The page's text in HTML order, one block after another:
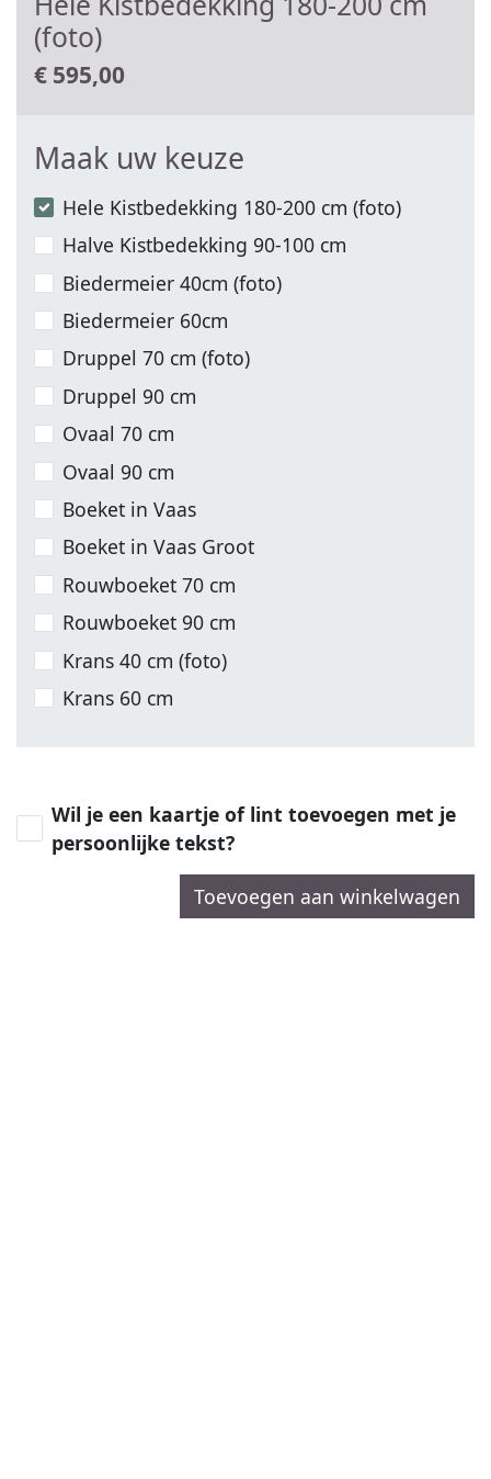
(foto)
€ 595,00
Maak uw keuze
Hele Kistbedekking 180-200 cm (foto)
Halve Kistbedekking 90-100 cm
Biedermeier 40cm (foto)
Biedermeier 60cm
Druppel 70 cm (foto)
Druppel 90 cm
Ovaal 70 cm
Ovaal 90 cm
Boeket in Vaas
Boeket in Vaas Groot
Rouwboeket 70 cm
Rouwboeket 90 cm
Krans 40 cm (foto)
Krans 60 cm
Wil je een kaartje of lint toevoegen met je
persoonlijke tekst?
Toevoegen aan winkelwagen